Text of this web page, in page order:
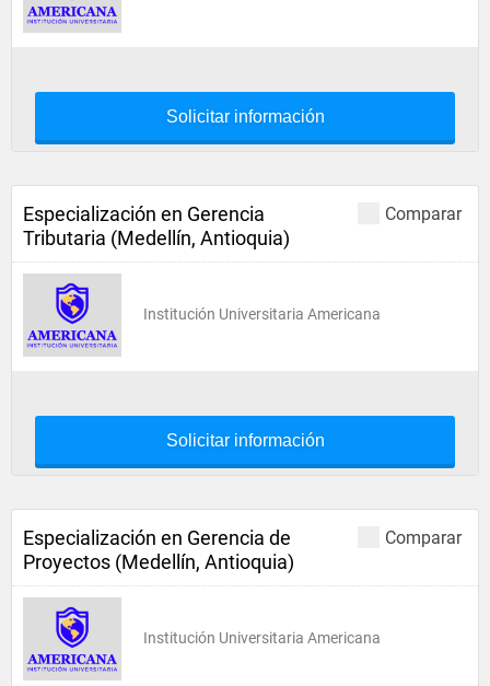
Solicitar información
Comparar
Especialización en Gerencia
Tributaria (Medellín, Antioquia)
Institución Universitaria Americana
Solicitar información
Comparar
Especialización en Gerencia de
Proyectos (Medellín, Antioquia)
Institución Universitaria Americana